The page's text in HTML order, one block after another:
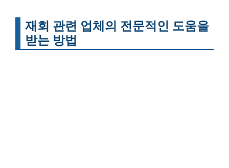
재회 관련 업체의 전문적인 도움을
받는 방법